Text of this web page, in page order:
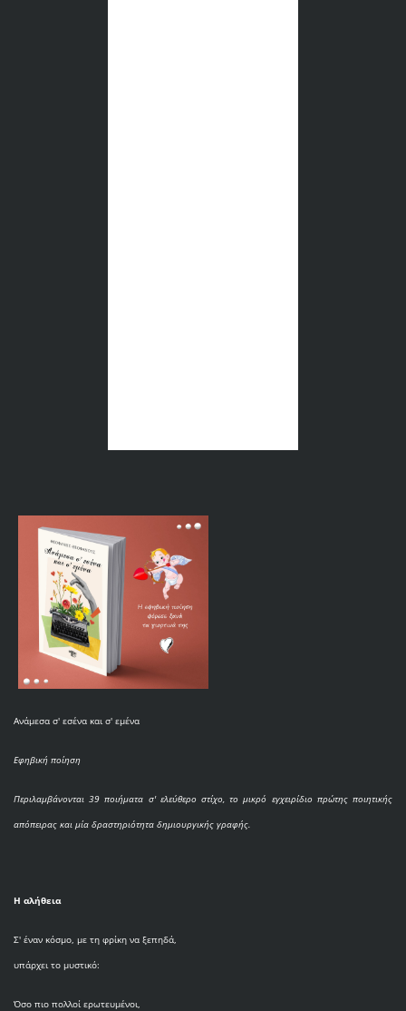
Ανάμεσα σ' εσένα και σ' εμένα
Εφηβική ποίηση
Περιλαμβάνονται 39 ποιήματα σ' ελεύθερο στίχο, το μικρό εγχειρίδιο πρώτης ποιητικής
απόπειρας και μία δραστηριότητα δημιουργικής γραφής.
Η αλήθεια
Σ' έναν κόσμο, με τη φρίκη να ξεπηδά,
υπάρχει το μυστικό:
Όσο πιο πολλοί ερωτευμένοι,